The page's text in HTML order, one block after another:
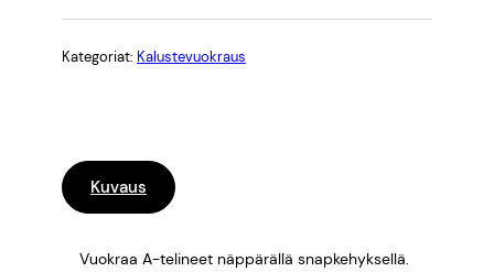
e
k
Kategoriat: Kalustevuokraus
Kuvaus
Vuokraa A-telineet näppärällä snapkehyksellä.